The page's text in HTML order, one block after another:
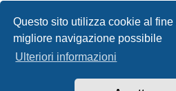
Questo sito utilizza cookie al fine
migliore navigazione possibile
Ulteriori informazioni